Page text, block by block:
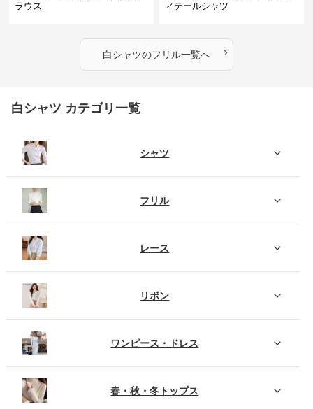
ラウス
ィテールシャツ
白シャツのフリル一覧へ ›
白シャツ カテゴリ一覧
シャツ
フリル
レース
リボン
ワンピース・ドレス
春・秋・冬トップス